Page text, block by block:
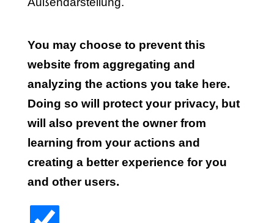
You may choose to prevent this
website from aggregating and
analyzing the actions you take here.
Doing so will protect your privacy, but
will also prevent the owner from
learning from your actions and
creating a better experience for you
and other users.